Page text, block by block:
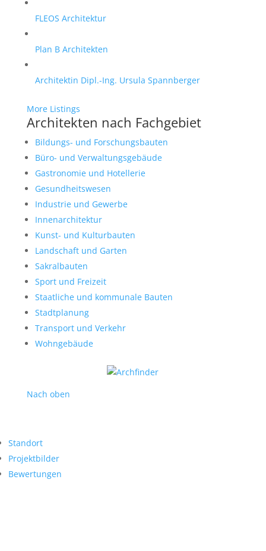
FLEOS Architektur
Plan B Architekten
Architektin Dipl.-Ing. Ursula Spannberger
More Listings
Architekten nach Fachgebiet
Bildungs- und Forschungsbauten
Büro- und Verwaltungsgebäude
Gastronomie und Hotellerie
Gesundheitswesen
Industrie und Gewerbe
Innenarchitektur
Kunst- und Kulturbauten
Landschaft und Garten
Sakralbauten
Sport und Freizeit
Staatliche und kommunale Bauten
Stadtplanung
Transport und Verkehr
Wohngebäude
Nach oben
Standort
Projektbilder
Bewertungen